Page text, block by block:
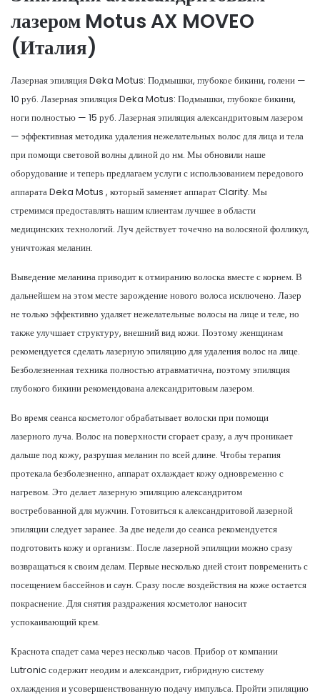
лазером Motus AX MOVEO
(Италия)
Лазерная эпиляция Deka Motus: Подмышки, глубокое бикини, голени —
10 руб. Лазерная эпиляция Deka Motus: Подмышки, глубокое бикини,
ноги полностью — 15 руб. Лазерная эпиляция александритовым лазером
— эффективная методика удаления нежелательных волос для лица и тела
при помощи световой волны длиной до нм. Мы обновили наше
оборудование и теперь предлагаем услуги с использованием передового
аппарата Deka Motus , который заменяет аппарат Clarity. Мы
стремимся предоставлять нашим клиентам лучшее в области
медицинских технологий. Луч действует точечно на волосяной фолликул,
уничтожая меланин.
Выведение меланина приводит к отмиранию волоска вместе с корнем. В
дальнейшем на этом месте зарождение нового волоса исключено. Лазер
не только эффективно удаляет нежелательные волосы на лице и теле, но
также улучшает структуру, внешний вид кожи. Поэтому женщинам
рекомендуется сделать лазерную эпиляцию для удаления волос на лице.
Безболезненная техника полностью атравматична, поэтому эпиляция
глубокого бикини рекомендована александритовым лазером.
Во время сеанса косметолог обрабатывает волоски при помощи
лазерного луча. Волос на поверхности сгорает сразу, а луч проникает
дальше под кожу, разрушая меланин по всей длине. Чтобы терапия
протекала безболезненно, аппарат охлаждает кожу одновременно с
нагревом. Это делает лазерную эпиляцию александритом
востребованной для мужчин. Готовиться к александритовой лазерной
эпиляции следует заранее. За две недели до сеанса рекомендуется
подготовить кожу и организм:. После лазерной эпиляции можно сразу
возвращаться к своим делам. Первые несколько дней стоит повременить с
посещением бассейнов и саун. Сразу после воздействия на коже остается
покраснение. Для снятия раздражения косметолог наносит
успокаивающий крем.
Краснота спадет сама через несколько часов. Прибор от компании
Lutronic содержит неодим и александрит, гибридную систему
охлаждения и усовершенствованную подачу импульса. Пройти эпиляцию